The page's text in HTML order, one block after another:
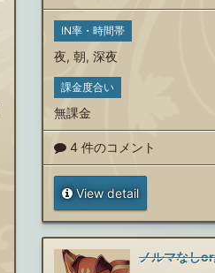
IN率・時間帯
夜, 朝, 深夜
課金度合い
無課金
4 件のコメント
View detail